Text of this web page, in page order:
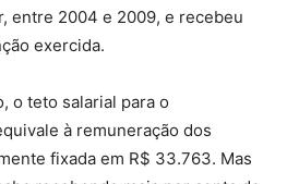
entre 2004 e 2009, e recebeu
exercida.
o teto salarial para o
à remuneração dos
fixada em R$ 33.763. Mas